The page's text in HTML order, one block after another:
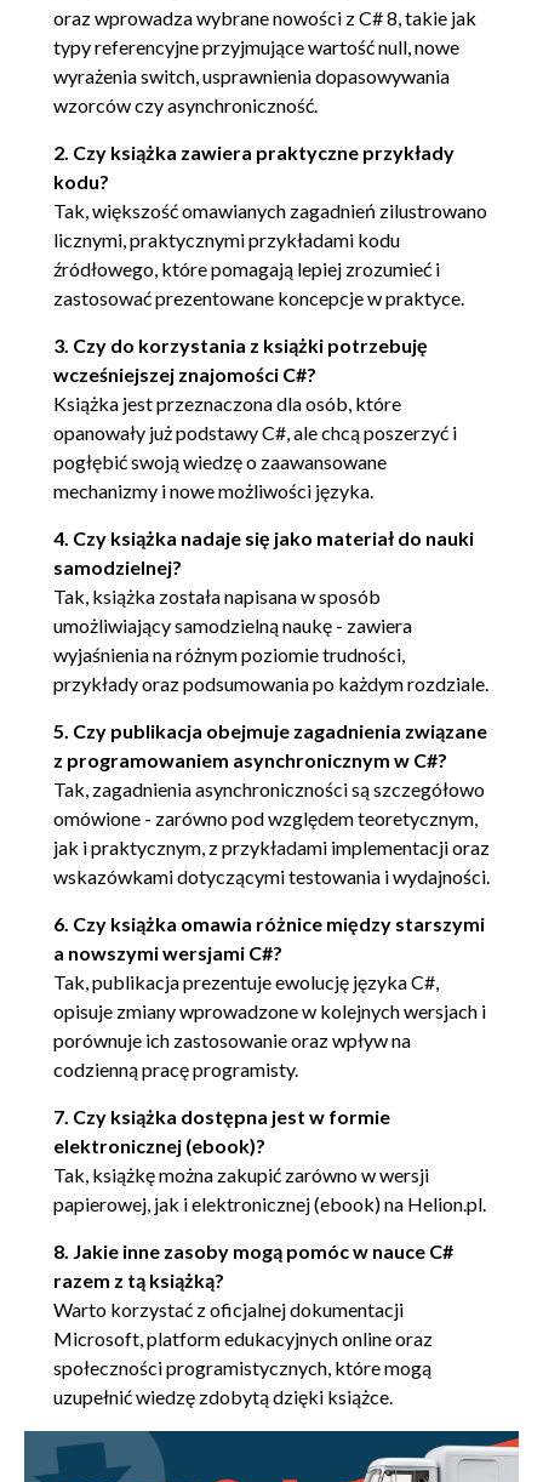
określających typ w metodach 60
2.1.5. Ograniczenia typów 62
2.1.6. Operatory default i typeof 64
2.1.7. Inicjowanie typów generycznych i
ich stan 67
2.2. Typy bezpośrednie przyjmujące wartość null 69
2.2.1. Cel - reprezentowanie braku
informacji 69
2.2.2. Wsparcie w środowisku CLR i
platformie - struktura Nullable70
2.2.3. Obsługa dostępna w języku 74
2.3. Uproszczone tworzenie delegatów 80
2.3.1. Konwersje grupy metod 81
2.3.2. Metody anonimowe 81
2.3.3. Zgodność delegatów 83
2.4. Iteratory 84
2.4.1. Wprowadzenie do iteratorów 85
2.4.3. Przetwarzanie instrukcji yield 87
2.4.4. Znaczenie leniwego wykonywania
88
2.4.5. Przetwarzanie bloków finally 89
2.4.7. Zarys implementacji 93
2.5. Mniej istotne mechanizmy 98
2.5.1. Typy częściowe 98
2.5.2. Klasy statyczne 100
2.5.3. Inny poziom dostępu do getterów
2.5.4. Aliasy przestrzeni nazw 101
2.5.5. Dyrektywy pragma 103
2.5.6. Bufory o stałej wielkości 104
2.5.7. Atrybut InternalsVisibleTo 105
Podsumowanie 106
związane 107
3.1. Automatycznie implementowane właściwości
3.2.1. Terminologia związana z typami
109
3.2.2. Zmienne lokalne z typowaniem
niejawnym (var) 110
3.2.3. Tablice z niejawnym typowaniem
3.3. Inicjalizatory obiektów i kolekcji 113
oraz wprowadza wybrane nowości z C# 8, takie jak
typy referencyjne przyjmujące wartość null, nowe
wyrażenia switch, usprawnienia dopasowywania
wzorców czy asynchroniczność.
2. Czy książka zawiera praktyczne przykłady
kodu?
Tak, większość omawianych zagadnień zilustrowano
licznymi, praktycznymi przykładami kodu
źródłowego, które pomagają lepiej zrozumieć i
zastosować prezentowane koncepcje w praktyce.
3. Czy do korzystania z książki potrzebuję
wcześniejszej znajomości C#?
Książka jest przeznaczona dla osób, które
opanowały już podstawy C#, ale chcą poszerzyć i
pogłębić swoją wiedzę o zaawansowane
mechanizmy i nowe możliwości języka.
4. Czy książka nadaje się jako materiał do nauki
samodzielnej?
Tak, książka została napisana w sposób
umożliwiający samodzielną naukę - zawiera
wyjaśnienia na różnym poziomie trudności,
przykłady oraz podsumowania po każdym rozdziale.
5. Czy publikacja obejmuje zagadnienia związane
z programowaniem asynchronicznym w C#?
Tak, zagadnienia asynchroniczności są szczegółowo
omówione - zarówno pod względem teoretycznym,
jak i praktycznym, z przykładami implementacji oraz
wskazówkami dotyczącymi testowania i wydajności.
6. Czy książka omawia różnice między starszymi
a nowszymi wersjami C#?
Tak, publikacja prezentuje ewolucję języka C#,
opisuje zmiany wprowadzone w kolejnych wersjach i
porównuje ich zastosowanie oraz wpływ na
codzienną pracę programisty.
7. Czy książka dostępna jest w formie
elektronicznej (ebook)?
Tak, książkę można zakupić zarówno w wersji
papierowej, jak i elektronicznej (ebook) na Helion.pl.
8. Jakie inne zasoby mogą pomóc w nauce C#
razem z tą książką?
Warto korzystać z oficjalnej dokumentacji
Microsoft, platform edukacyjnych online oraz
społeczności programistycznych, które mogą
uzupełnić wiedzę zdobytą dzięki książce.